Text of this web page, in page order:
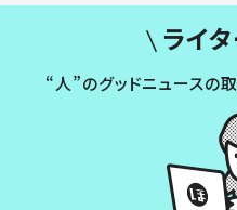
ライタ
“人”のグッドニュースの